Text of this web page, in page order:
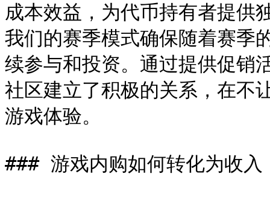
成本效益，为代币持有者提供
我们的赛季模式确保随着赛季
续参与和投资。通过提供促销
社区建立了积极的关系，在不
游戏体验。
### 游戏内购如何转化为收入